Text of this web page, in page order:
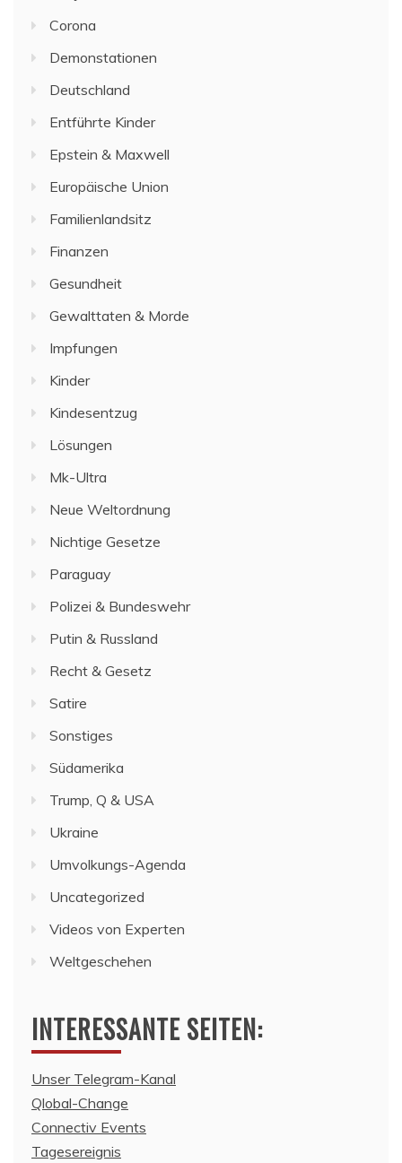
Corona
Demonstationen
Deutschland
Entführte Kinder
Epstein & Maxwell
Europäische Union
Familienlandsitz
Finanzen
Gesundheit
Gewalttaten & Morde
Impfungen
Kinder
Kindesentzug
Lösungen
Mk-Ultra
Neue Weltordnung
Nichtige Gesetze
Paraguay
Polizei & Bundeswehr
Putin & Russland
Recht & Gesetz
Satire
Sonstiges
Südamerika
Trump, Q & USA
Ukraine
Umvolkungs-Agenda
Uncategorized
Videos von Experten
Weltgeschehen
INTERESSANTE SEITEN:
Unser Telegram-Kanal
Qlobal-Change
Connectiv Events
Tagesereignis